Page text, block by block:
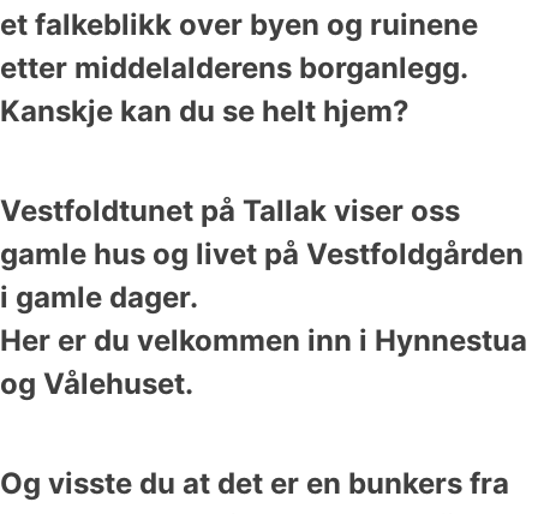
et falkeblikk over byen og ruinene
etter middelalderens borganlegg.
Kanskje kan du se helt hjem?
Vestfoldtunet på Tallak viser oss
gamle hus og livet på Vestfoldgården
i gamle dager.
Her er du velkommen inn i Hynnestua
og Vålehuset.
Og visste du at det er en bunkers fra